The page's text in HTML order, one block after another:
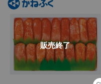
販売終了